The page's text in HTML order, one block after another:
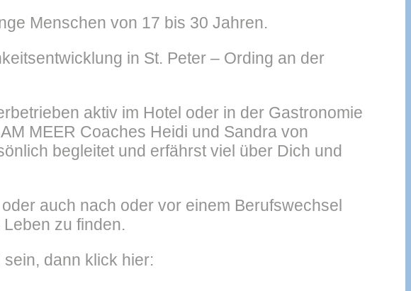
Menschen von 17 bis 30 Jahren.
in St. Peter – Ording an der
aktiv im Hotel oder in der Gastronomie
MEER Coaches Heidi und Sandra von
begleitet und erfährst viel über Dich und
auch nach oder vor einem Berufswechsel
zu finden.
dann klick hier: